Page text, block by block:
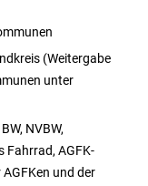
(Weitergabe
unter
NVBW,
Fahrrad, AGFK-
und der